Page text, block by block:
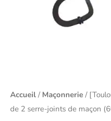
Accueil / Maçonnerie /
de 2 serre-joints de maçon